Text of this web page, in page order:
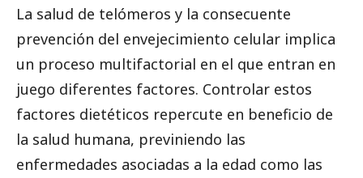
La salud de telómeros y la consecuente
prevención del envejecimiento celular implica
un proceso multifactorial en el que entran en
juego diferentes factores. Controlar estos
factores dietéticos repercute en beneficio de
la salud humana, previniendo las
enfermedades asociadas a la edad como las